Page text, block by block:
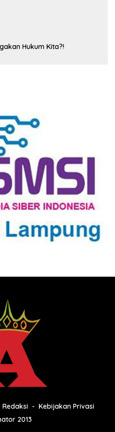
Hukum Kita?!
Redaksi
Kebijakan Privasi
2013